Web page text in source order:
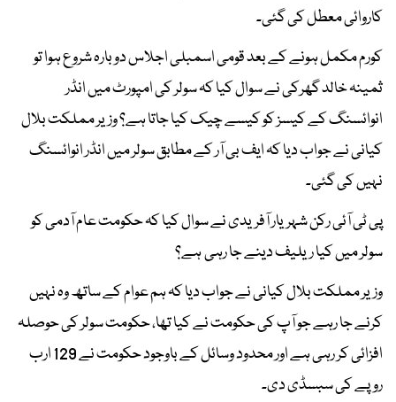
کاروائی معطل کی گئی۔
کورم مکمل ہونے کے بعد قومی اسمبلی اجلاس دوبارہ شروع ہوا تو
ثمینہ خالد گھرکی نے سوال کیا کہ سولر کی امپورٹ میں انڈر
انوائسنگ کے کیسز کو کیسے چیک کیا جاتا ہے؟ وزیر مملکت بلال
کیانی نے جواب دیا کہ ایف بی آر کے مطابق سولر میں انڈر انوائسنگ
نہیں کی گئی۔
پی ٹی آئی رکن شہریار آفریدی نے سوال کیا کہ حکومت عام آدمی کو
سولر میں کیا ریلیف دینے جا رہی ہے؟
وزیر مملکت بلال کیانی نے جواب دیا کہ ہم عوام کے ساتھ وہ نہیں
کرنے جا رہے جو آپ کی حکومت نے کیا تھا، حکومت سولر کی حوصلہ
افزائی کر رہی ہے اور محدود وسائل کے باوجود حکومت نے 129 ارب
روپے کی سبسڈی دی۔